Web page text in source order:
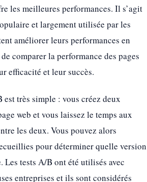
les meilleures performances. Il s’agit
et largement utilisée par les
améliorer leurs performances en
comparer la performance des pages
efficacité et leur succès.
très simple : vous créez deux
web et vous laissez le temps aux
les deux. Vous pouvez alors
pour déterminer quelle version
Les tests A/B ont été utilisés avec
entreprises et ils sont considérés